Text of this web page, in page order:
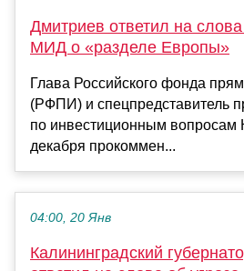
Дмитриев ответил на
МИД о «разделе Европы»
Глава Российского фонда
(РФПИ) и спецпредставитель
по инвестиционным вопросам
декабря прокоммен...
04:00, 20 Янв
Калининградский